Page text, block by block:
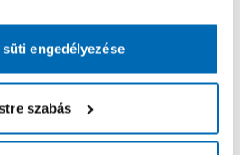
engedélyezése
szabás